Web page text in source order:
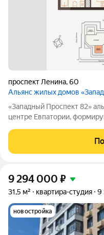
проспект Ленина,60
Альянс жилых домов
«Западный Проспект 82» альянс жилых домов бизнес-класса в
центре Евпатории,
городской среды и
работать, развиваться и
9 294 000 ₽
31,5 м² квартира-студия 9
новостройка